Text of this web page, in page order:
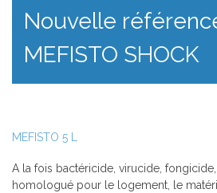
Nouvelle
MEFISTO SHOCK
MEFISTO 5 L
A la fois bactéricide, virucide,
homologué pour le logement, le